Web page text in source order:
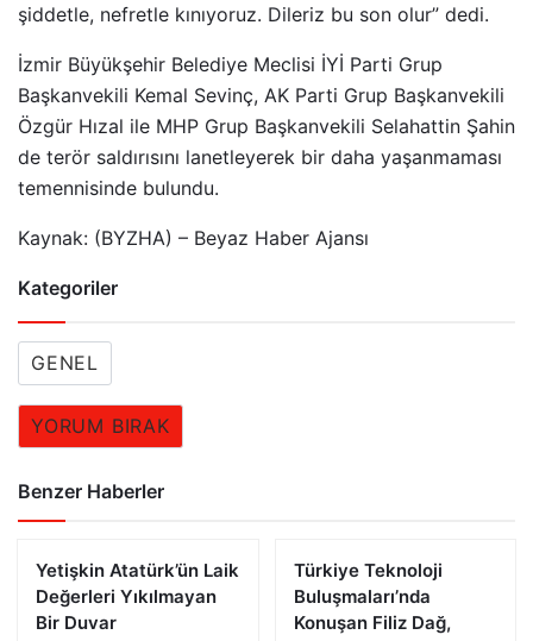
şiddetle, nefretle kınıyoruz. Dileriz bu son olur” dedi.
İzmir Büyükşehir Belediye Meclisi İYİ Parti Grup
Başkanvekili Kemal Sevinç, AK Parti Grup Başkanvekili
Özgür Hızal ile MHP Grup Başkanvekili Selahattin Şahin
de terör saldırısını lanetleyerek bir daha yaşanmaması
temennisinde bulundu.
Kaynak: (BYZHA) – Beyaz Haber Ajansı
Kategoriler
GENEL
YORUM BIRAK
Benzer Haberler
Yetişkin Atatürk’ün Laik
Değerleri Yıkılmayan
Bir Duvar
Türkiye Teknoloji
Buluşmaları’nda
Konuşan Filiz Dağ,